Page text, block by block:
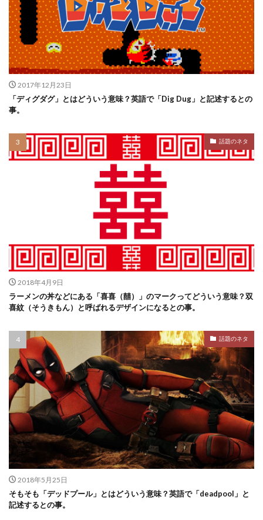
2017年12月23日
「ディグダグ」とはどういう意味？英語で「Dig Dug」と記述するとの
事。
話題のネタ
2018年4月9日
ラーメンの丼などにある「喜喜（囍）」のマークってどういう意味？双
喜紋（そうきもん）と呼ばれるデザインになるとの事。
話題のネタ
2018年5月25日
そもそも「デッドプール」とはどういう意味？英語で「deadpool」と
記述するとの事。